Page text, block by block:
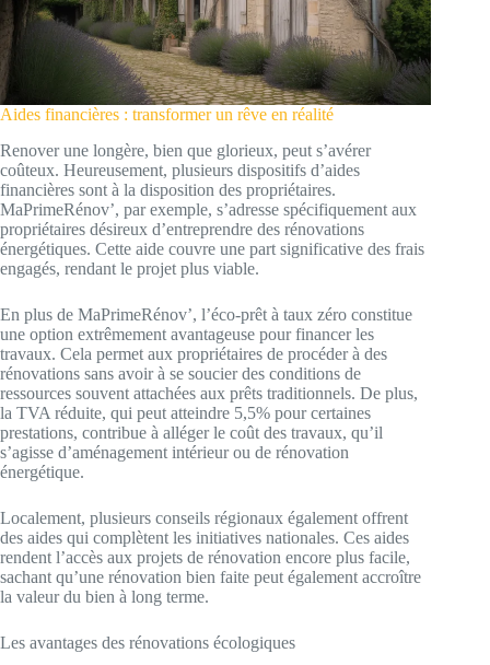
Aides financières : transformer un rêve en réalité
Renover une longère, bien que glorieux, peut s’avérer
coûteux. Heureusement, plusieurs dispositifs d’aides
financières sont à la disposition des propriétaires.
MaPrimeRénov’, par exemple, s’adresse spécifiquement aux
propriétaires désireux d’entreprendre des rénovations
énergétiques. Cette aide couvre une part significative des frais
engagés, rendant le projet plus viable.
En plus de MaPrimeRénov’, l’éco-prêt à taux zéro constitue
une option extrêmement avantageuse pour financer les
travaux. Cela permet aux propriétaires de procéder à des
rénovations sans avoir à se soucier des conditions de
ressources souvent attachées aux prêts traditionnels. De plus,
la TVA réduite, qui peut atteindre 5,5% pour certaines
prestations, contribue à alléger le coût des travaux, qu’il
s’agisse d’aménagement intérieur ou de rénovation
énergétique.
Localement, plusieurs conseils régionaux également offrent
des aides qui complètent les initiatives nationales. Ces aides
rendent l’accès aux projets de rénovation encore plus facile,
sachant qu’une rénovation bien faite peut également accroître
la valeur du bien à long terme.
Les avantages des rénovations écologiques